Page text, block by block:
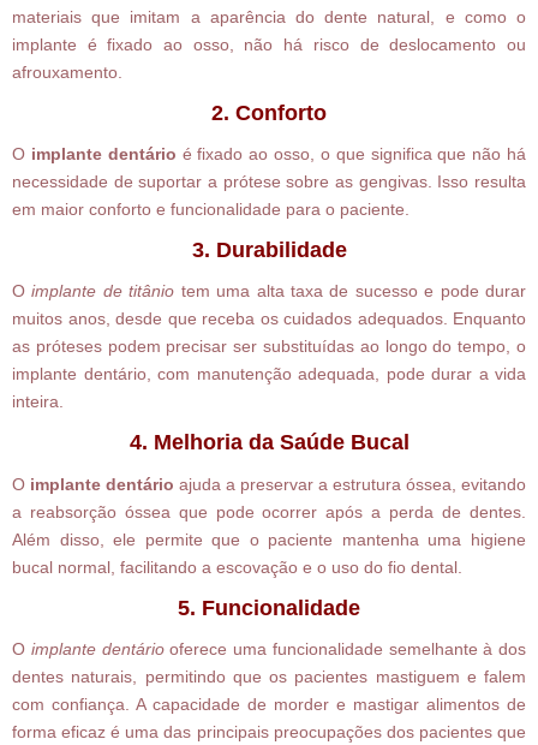
materiais que imitam a aparência do dente natural, e como o
implante é fixado ao osso, não há risco de deslocamento ou
afrouxamento.
2. Conforto
O implante dentário é fixado ao osso, o que significa que não há
necessidade de suportar a prótese sobre as gengivas. Isso resulta
em maior conforto e funcionalidade para o paciente.
3. Durabilidade
Oimplante de titânio tem uma alta taxa de sucesso e pode durar
muitos anos, desde que receba os cuidados adequados. Enquanto
as próteses podem precisar ser substituídas ao longo do tempo, o
implante dentário, com manutenção adequada, pode durar a vida
inteira.
4. Melhoria da Saúde Bucal
O implante dentário ajuda a preservar a estrutura óssea, evitando
a reabsorção óssea que pode ocorrer após a perda de dentes.
Além disso, ele permite que o paciente mantenha uma higiene
bucal normal, facilitando a escovação e o uso do fio dental.
5. Funcionalidade
O implante dentáriooferece uma funcionalidade semelhante à dos
dentes naturais, permitindo que os pacientes mastiguem e falem
com confiança. A capacidade de morder e mastigar alimentos de
forma eficaz é uma das principais preocupações dos pacientes que